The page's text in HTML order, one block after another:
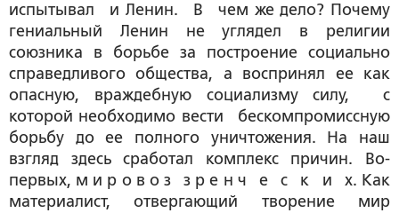
испытывал и Ленин. В чем же дело? Почему
гениальный Ленин не углядел в религии
союзника в борьбе за построение социально
справедливого общества, а воспринял ее как
опасную, враждебную социализму силу, с
которой необходимо вести бескомпромиссную
борьбу до ее полного уничтожения. На наш
взгляд здесь сработал комплекс причин. Во-
первых, м и р о в о з з р е н ч е с к и х. Как
материалист, отвергающий творение мир